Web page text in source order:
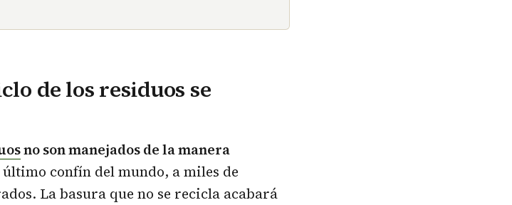
de los residuos se
no son manejados de la manera
último confín del mundo, a miles de
La basura que no se recicla acabará